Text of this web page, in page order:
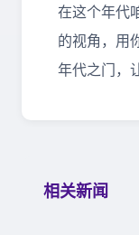
在这个年代
的视角，用
年代之门，
相关新闻